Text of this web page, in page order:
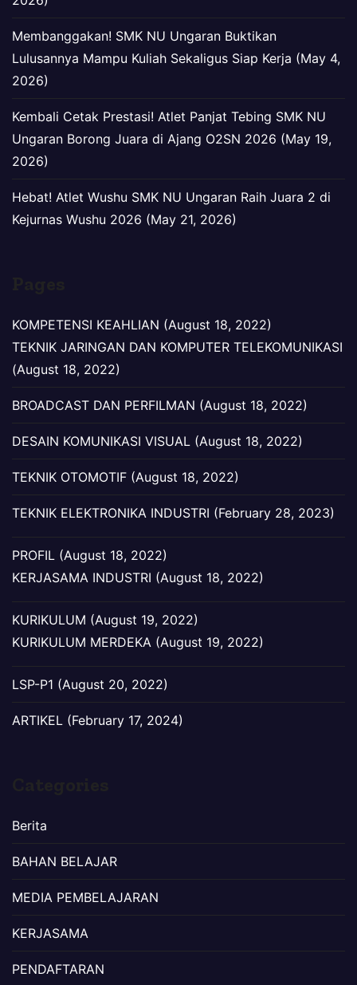
Membanggakan! SMK NU Ungaran Buktikan
Lulusannya Mampu Kuliah Sekaligus Siap Kerja (May 4,
2026)
Kembali Cetak Prestasi! Atlet Panjat Tebing SMK NU
Ungaran Borong Juara di Ajang O2SN 2026 (May 19,
2026)
Hebat! Atlet Wushu SMK NU Ungaran Raih Juara 2 di
Kejurnas Wushu 2026 (May 21, 2026)
KOMPETENSI KEAHLIAN (August 18, 2022)
TEKNIK JARINGAN DAN KOMPUTER TELEKOMUNIKASI
(August 18, 2022)
BROADCAST DAN PERFILMAN (August 18, 2022)
DESAIN KOMUNIKASI VISUAL (August 18, 2022)
TEKNIK OTOMOTIF (August 18, 2022)
TEKNIK ELEKTRONIKA INDUSTRI (February 28, 2023)
PROFIL (August 18, 2022)
KERJASAMA INDUSTRI (August 18, 2022)
KURIKULUM (August 19, 2022)
KURIKULUM MERDEKA (August 19, 2022)
LSP-P1 (August 20, 2022)
ARTIKEL (February 17, 2024)
Berita
BAHAN BELAJAR
MEDIA PEMBELAJARAN
KERJASAMA
PENDAFTARAN